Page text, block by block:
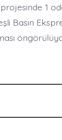
1
Basın